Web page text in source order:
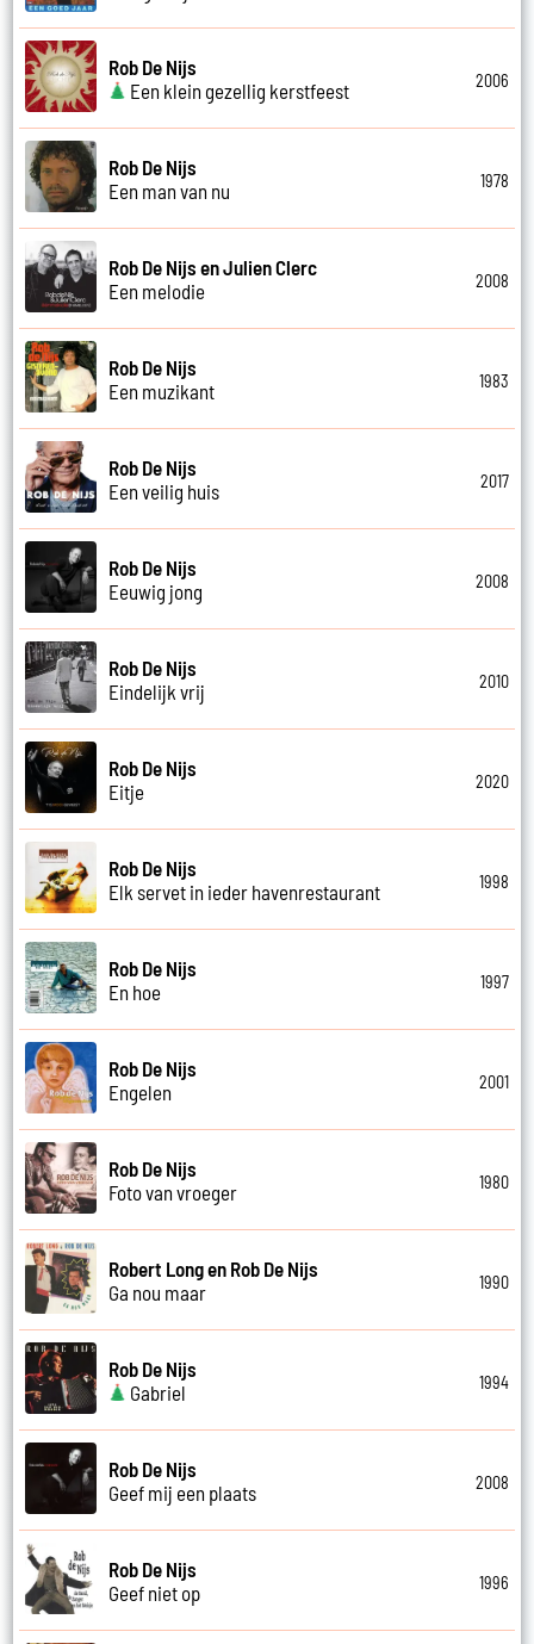
Rob De Nijs
Een klein gezellig kerstfeest
2006
Rob De Nijs
Een man van nu
1978
Rob De Nijs en Julien Clerc
Een melodie
2008
Rob De Nijs
Een muzikant
1983
Rob De Nijs
Een veilig huis
2017
Rob De Nijs
Eeuwig jong
2008
Rob De Nijs
Eindelijk vrij
2010
Rob De Nijs
Eitje
2020
Rob De Nijs
Elk servet in ieder havenrestaurant
1998
Rob De Nijs
En hoe
1997
Rob De Nijs
Engelen
2001
Rob De Nijs
Foto van vroeger
1980
Robert Long en Rob De Nijs
Ga nou maar
1990
Rob De Nijs
Gabriel
1994
Rob De Nijs
Geef mij een plaats
2008
Rob De Nijs
Geef niet op
1996